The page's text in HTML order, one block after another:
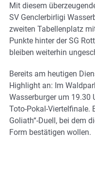
Mit diesem
SV Genclerbirligi
zweiten Tabellenplatz
Punkte hinter der SG
bleiben weiterhin
Bereits am heutigen
Highlight an: Im
Wasserburger um 19.30
Toto-Pokal-Viertelfinale.
Goliath“-Duell, bei dem
Form bestätigen wollen.